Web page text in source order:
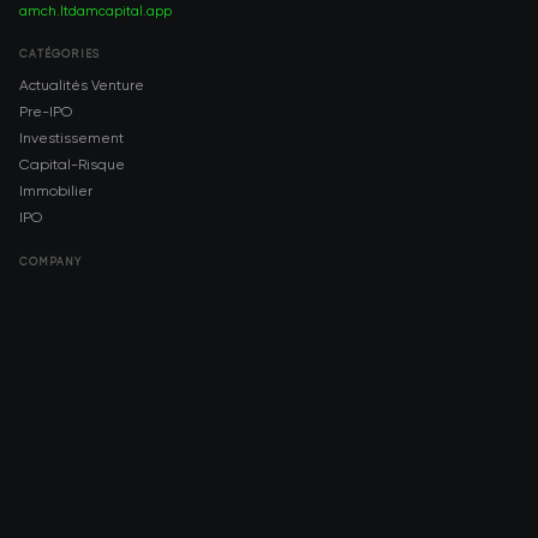
amch.ltdamcapital.app
CATÉGORIES
Actualités Venture
Pre-IPO
Investissement
Capital-Risque
Immobilier
IPO
COMPANY